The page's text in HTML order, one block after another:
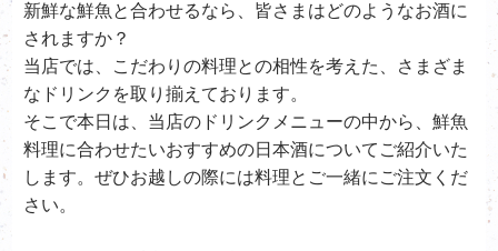
新鮮な鮮魚と合わせるなら、皆さまはどのようなお酒に
されますか？
当店では、こだわりの料理との相性を考えた、さまざま
なドリンクを取り揃えております。
そこで本日は、当店のドリンクメニューの中から、鮮魚
料理に合わせたいおすすめの日本酒についてご紹介いた
します。ぜひお越しの際には料理とご一緒にご注文くだ
さい。